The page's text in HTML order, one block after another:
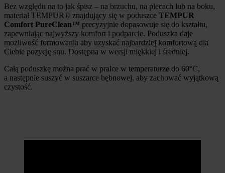
Bez względu na to jak śpisz – na brzuchu, na plecach lub na boku,
materiał TEMPUR® znajdujący się w poduszce TEMPUR
Comfort PureClean™ precyzyjnie dopasowuje się do kształtu,
zapewniając najwyższy komfort i podparcie. Poduszka daje
możliwość formowania aby uzyskać najbardziej komfortową dla
Ciebie pozycję snu. Dostępna w wersji miękkiej i średniej.
Całą poduszkę można prać w pralce w temperaturze do 60°C,
a następnie suszyć w suszarce bębnowej, aby zachować wyjątkową
czystość.